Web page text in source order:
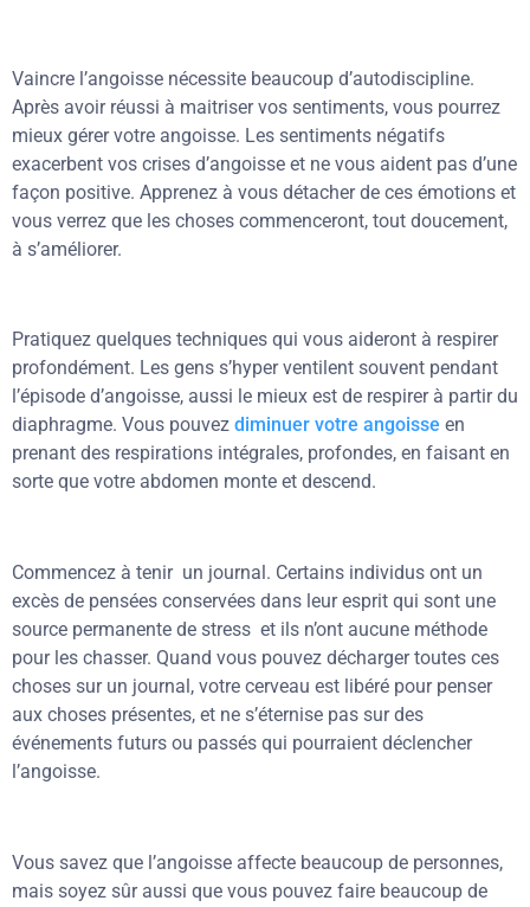
Vaincre l’angoisse nécessite beaucoup d’autodiscipline.
Après avoir réussi à maitriser vos sentiments, vous pourrez
mieux gérer votre angoisse. Les sentiments négatifs
exacerbent vos crises d’angoisse et ne vous aident pas d’une
façon positive. Apprenez à vous détacher de ces émotions et
vous verrez que les choses commenceront, tout doucement,
à s’améliorer.
Pratiquez quelques techniques qui vous aideront à respirer
profondément. Les gens s’hyper ventilent souvent pendant
l’épisode d’angoisse, aussi le mieux est de respirer à partir du
diaphragme. Vous pouvez diminuer votre angoisse en
prenant des respirations intégrales, profondes, en faisant en
sorte que votre abdomen monte et descend.
Commencez à tenir un journal. Certains individus ont un
excès de pensées conservées dans leur esprit qui sont une
source permanente de stress et ils n’ont aucune méthode
pour les chasser. Quand vous pouvez décharger toutes ces
choses sur un journal, votre cerveau est libéré pour penser
aux choses présentes, et ne s’éternise pas sur des
événements futurs ou passés qui pourraient déclencher
l’angoisse.
Vous savez que l’angoisse affecte beaucoup de personnes,
mais soyez sûr aussi que vous pouvez faire beaucoup de